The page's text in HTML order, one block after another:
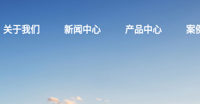
关于我们 新闻中心 产品中心 案